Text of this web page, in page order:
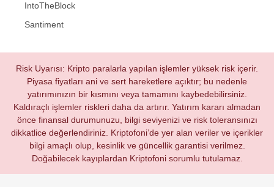
IntoTheBlock
Santiment
Risk Uyarısı: Kripto paralarla yapılan işlemler yüksek risk içerir.
Piyasa fiyatları ani ve sert hareketlere açıktır; bu nedenle
yatırımınızın bir kısmını veya tamamını kaybedebilirsiniz.
Kaldıraçlı işlemler riskleri daha da artırır. Yatırım kararı almadan
önce finansal durumunuzu, bilgi seviyenizi ve risk toleransınızı
dikkatlice değerlendiriniz. Kriptofoni’de yer alan veriler ve içerikler
bilgi amaçlı olup, kesinlik ve güncellik garantisi verilmez.
Doğabilecek kayıplardan Kriptofoni sorumlu tutulamaz.